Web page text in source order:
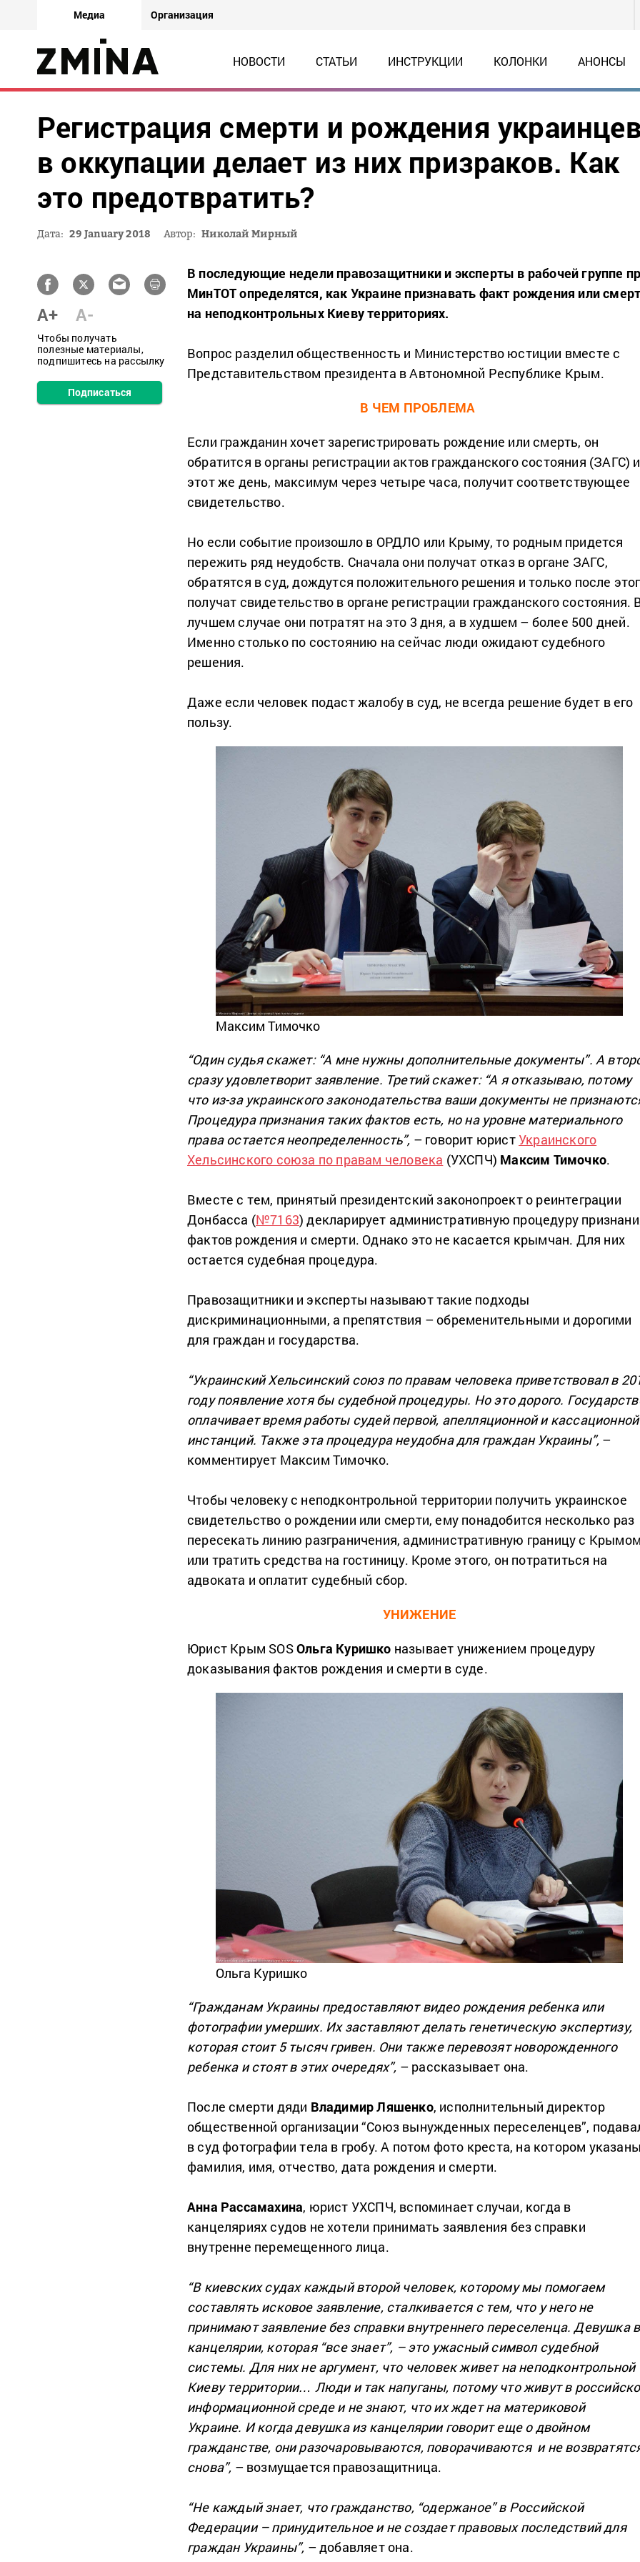
Медиа Организация
НОВОСТИ СТАТЬИ ИНСТРУКЦИИ КОЛОНКИ АНОНСЫ
Регистрация смерти и рождения
в оккупации делает из них призраков. Как
это предотвратить?
Дата: 29 January 2018 Автор: Николай Мирный
A+ A-
Чтобы получать
полезные материалы,
подпишитесь на рассылку
Подписаться
В последующие недели правозащитники и эксперты в рабочей группе
МинТОТ определятся, как Украине признавать факт рождения или
на неподконтрольных Киеву территориях.
Вопрос разделил общественность и Министерство юстиции вместе с
Представительством президента в Автономной Республике Крым.
В ЧЕМ ПРОБЛЕМА
Если гражданин хочет зарегистрировать рождение или смерть, он
обратится в органы регистрации актов гражданского состояния (ЗАГС)
этот же день, максимум через четыре часа, получит соответствующее
свидетельство.
Но если событие произошло в ОРДЛО или Крыму, то родным придется
пережить ряд неудобств. Сначала они получат отказ в органе ЗАГС,
обратятся в суд, дождутся положительного решения и только после
получат свидетельство в органе регистрации гражданского состояния.
лучшем случае они потратят на это 3 дня, а в худшем – более 500 дней.
Именно столько по состоянию на сейчас люди ожидают судебного
решения.
Даже если человек подаст жалобу в суд, не всегда решение будет в его
пользу.
Максим Тимочко
“Один судья скажет: “А мне нужны дополнительные документы”. А
сразу удовлетворит заявление. Третий скажет: “А я отказываю, потому
что из-за украинского законодательства ваши документы не
Процедура признания таких фактов есть, но на уровне материального
права остается неопределенность”, – говорит юрист Украинского
Хельсинского союза по правам человека (УХСПЧ) Максим Тимочко.
Вместе с тем, принятый президентский законопроект о реинтеграции
Донбасса (№7163) декларирует административную процедуру
фактов рождения и смерти. Однако это не касается крымчан. Для них
остается судебная процедура.
Правозащитники и эксперты называют такие подходы
дискриминационными, а препятствия – обременительными и дорогими
для граждан и государства.
“Украинский Хельсинский союз по правам человека приветствовал в
году появление хотя бы судебной процедуры. Но это дорого.
оплачивает время работы судей первой, апелляционной и кассационной
инстанций. Также эта процедура неудобна для граждан Украины”, –
комментирует Максим Тимочко.
Чтобы человеку с неподконтрольной территории получить украинское
свидетельство о рождении или смерти, ему понадобится несколько раз
пересекать линию разграничения, административную границу с Крымом
или тратить средства на гостиницу. Кроме этого, он потратиться на
адвоката и оплатит судебный сбор.
УНИЖЕНИЕ
Юрист Крым SOSОльга Куришко называет унижением процедуру
доказывания фактов рождения и смерти в суде.
Ольга Куришко
“Гражданам Украины предоставляют видео рождения ребенка или
фотографии умерших. Их заставляют делать генетическую экспертизу,
которая стоит 5 тысяч гривен. Они также перевозят новорожденного
ребенка и стоят в этих очередях”, – рассказывает она.
После смерти дяди Владимир Ляшенко, исполнительный директор
общественной организации “Союз вынужденных переселенцев”,
в суд фотографии тела в гробу. А потом фото креста, на котором указаны
фамилия, имя, отчество, дата рождения и смерти.
Анна Рассамахина, юрист УХСПЧ, вспоминает случаи, когда в
канцеляриях судов не хотели принимать заявления без справки
внутренне перемещенного лица.
“В киевских судах каждый второй человек, которому мы помогаем
составлять исковое заявление, сталкивается с тем, что у него не
принимают заявление без справки внутреннего переселенца. Девушка в
канцелярии, которая “все знает”, – это ужасный символ судебной
системы. Для них не аргумент, что человек живет на неподконтрольной
Киеву территории… Люди и так напуганы, потому что живут в
информационной среде и не знают, что их ждет на материковой
Украине. И когда девушка из канцелярии говорит еще о двойном
гражданстве, они разочаровываются, поворачиваются и не
снова”, – возмущается правозащитница.
“Не каждый знает, что гражданство, “одержаное” в Российской
Федерации – принудительное и не создает правовых последствий для
граждан Украины”, – добавляет она.